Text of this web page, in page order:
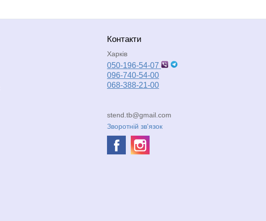
Контакти
Харків
050-196-54-07
096-740-54-00
068-388-21-00
stend.tb@gmail.com
Зворотній зв'язок